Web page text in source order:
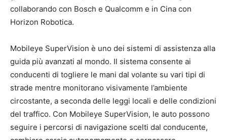
collaborando con Bosch e Qualcomm e in Cina con
Horizon Robotica.
Mobileye SuperVision è uno dei sistemi di assistenza alla
guida più avanzati al mondo. Il sistema consente ai
conducenti di togliere le mani dal volante su vari tipi di
strade mentre monitorano visivamente l’ambiente
circostante, a seconda delle leggi locali e delle condizioni
del traffico. Con Mobileye SuperVision, le auto possono
seguire i percorsi di navigazione scelti dal conducente,